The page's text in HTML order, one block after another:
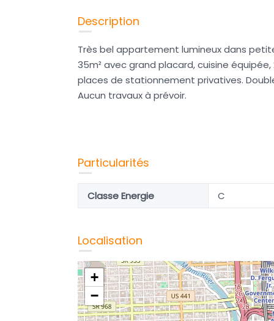
Description
Très bel appartement lumineux dans
35m² avec grand placard, cuisine
places de stationnement privatives.
Aucun travaux à prévoir.
Particularités
Classe Energie C
Localisation
+
−
Haraucourt, belle maison à
conforter